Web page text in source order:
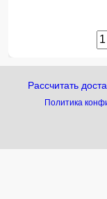
Рассчитать
Политика